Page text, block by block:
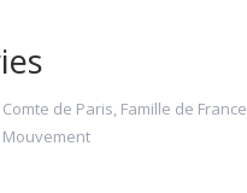
de Paris, Famille de France
Mouvement